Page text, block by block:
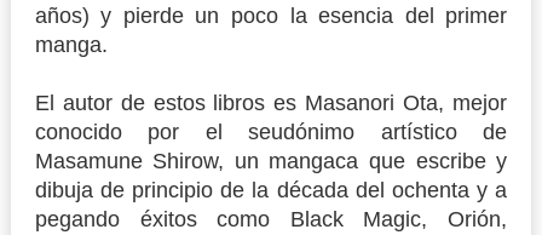
años) y pierde un poco la esencia del primer
manga.
El autor de estos libros es Masanori Ota, mejor
conocido por el seudónimo artístico de
Masamune Shirow, un mangaca que escribe y
dibuja de principio de la década del ochenta y a
pegando éxitos como Black Magic, Orión,